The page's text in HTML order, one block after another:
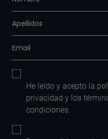
He leído y acepto la
privacidad y los
condiciones.